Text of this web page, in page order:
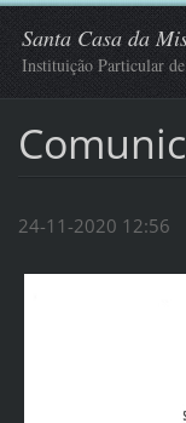
Santa Casa da
Instituição Particular
24-11-2020 12:56